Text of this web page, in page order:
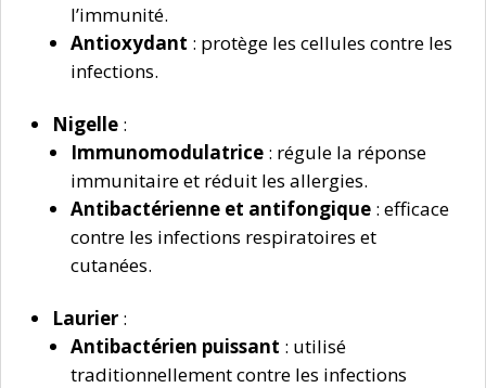
l’immunité.
Antioxydant : protège les cellules contre les
infections.
Nigelle :
Immunomodulatrice : régule la réponse
immunitaire et réduit les allergies.
Antibactérienne et antifongique : efficace
contre les infections respiratoires et
cutanées.
Laurier :
Antibactérien puissant : utilisé
traditionnellement contre les infections